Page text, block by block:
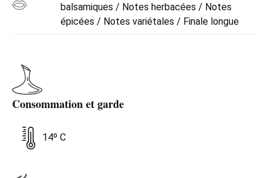
balsamiques / Notes herbacées / Notes
épicées / Notes variétales / Finale longue
Consommation et garde
14º C